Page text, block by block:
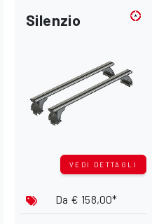
Silenzio
VEDI DETTAGLI
Da € 158,00*